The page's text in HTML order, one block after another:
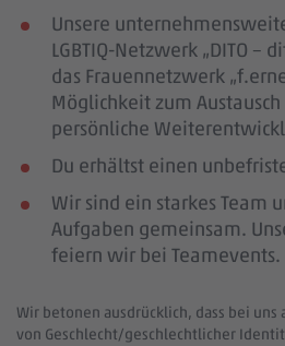
Unsere
LGBTIQ-Netzwerk „DITO –
das Frauennetzwerk
Möglichkeit zum
persönliche
Du erhältst einen
Wir sind ein starkes Team
Aufgaben gemeinsam.
feiern wir bei Teamevents.
Wir betonen ausdrücklich, dass bei uns
von Geschlecht/geschlechtlicher